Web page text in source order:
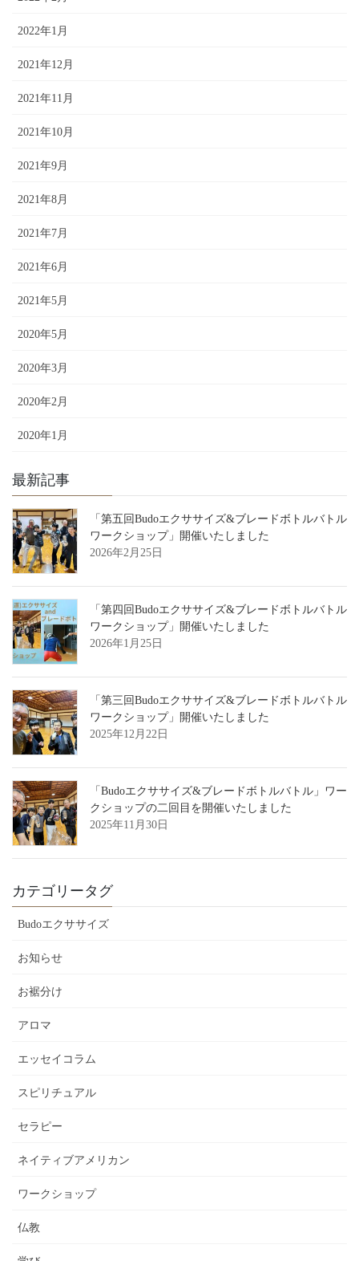
2022年1月
2021年12月
2021年11月
2021年10月
2021年9月
2021年8月
2021年7月
2021年6月
2021年5月
2020年5月
2020年3月
2020年2月
2020年1月
最新記事
「第五回Budoエクササイズ&ブレードボトルバトル
ワークショップ」開催いたしました
2026年2月25日
「第四回Budoエクササイズ&ブレードボトルバトル
ワークショップ」開催いたしました
2026年1月25日
「第三回Budoエクササイズ&ブレードボトルバトル
ワークショップ」開催いたしました
2025年12月22日
「Budoエクササイズ&ブレードボトルバトル」ワー
クショップの二回目を開催いたしました
2025年11月30日
カテゴリータグ
Budoエクササイズ
お知らせ
お裾分け
アロマ
エッセイコラム
スピリチュアル
セラピー
ネイティブアメリカン
ワークショップ
仏教